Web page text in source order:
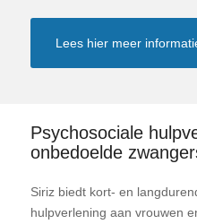
Lees hier meer
Psychosociale
onbedoelde
Siriz biedt kort- en
hulpverlening aan vrouwen